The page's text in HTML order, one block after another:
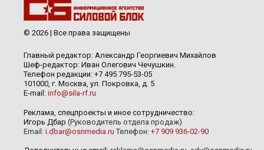
© 2026 | Все права защищены
Главный редактор: Александр Георгиевич Михайлов
Шеф-редактор: Иван Олегович Чечушкин.
Телефон редакции: +7 495 795-53-05
101000, г. Москва, ул. Покровка, д. 5
E-mail: info@sila-rf.ru
Реклама, спецпроекты и иное сотрудничество:
Игорь Дбар (Руководитель отдела продаж)
Email: i.dbar@osnmedia.ru Телефон: +7 909 936-02-90